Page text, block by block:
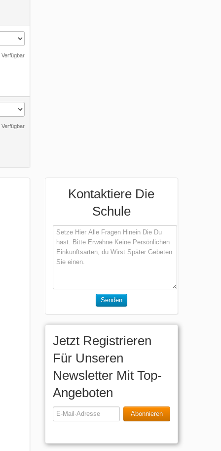
Verfügbar
Verfügbar
Kontaktiere Die
Schule
Senden
Jetzt Registrieren
Für Unseren
Newsletter Mit Top-
Angeboten
Abonnieren